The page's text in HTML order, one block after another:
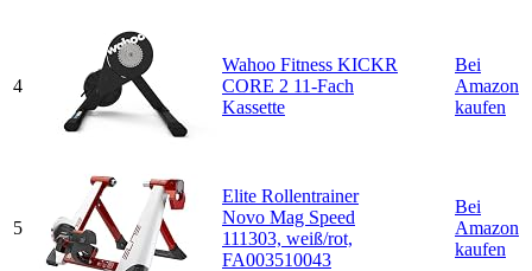
4
Wahoo Fitness KICKR
CORE 2 11-Fach
Kassette
Bei
Amazon
kaufen
5
Elite Rollentrainer
Novo Mag Speed
111303, weiß/rot,
FA003510043
Bei
Amazon
kaufen